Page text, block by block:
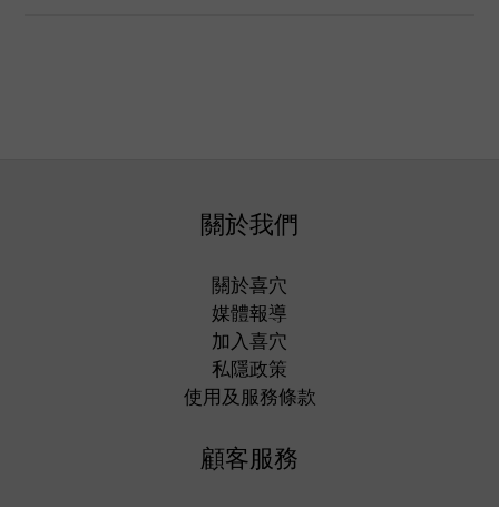
關於我們
關於喜穴
媒體報導
加入喜穴
私隱政策
使用及服務條款
顧客服務